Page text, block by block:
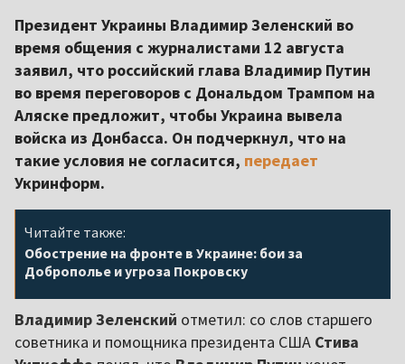
Президент Украины Владимир Зеленский во
время общения с журналистами 12 августа
заявил, что российский глава Владимир Путин
во время переговоров с Дональдом Трампом на
Аляске предложит, чтобы Украина вывела
войска из Донбасса. Он подчеркнул, что на
такие условия не согласится, передает
Укринформ.
Читайте также:
Обострение на фронте в Украине: бои за
Доброполье и угроза Покровску
Владимир Зеленский отметил: со слов старшего
советника и помощника президента США Стива